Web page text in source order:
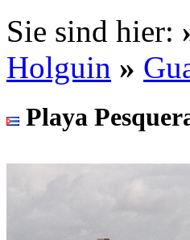
Sie sind hier:
Holguin »
Playa